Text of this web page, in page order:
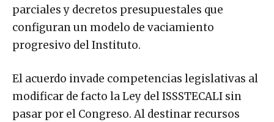
parciales y decretos presupuestales que
configuran un modelo de vaciamiento
progresivo del Instituto.
El acuerdo invade competencias legislativas al
modificar de facto la Ley del ISSSTECALI sin
pasar por el Congreso. Al destinar recursos